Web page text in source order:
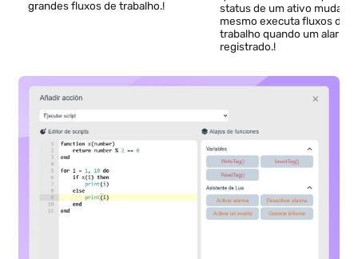
01.
FLUXOS DE
tarefas baseado em gatilhos e
ações que automatiza tudo,
desde pequenas tarefas até
grandes fluxos de trabalho.!
02.
Repertório
condições
projetadas!
Crie uma tarefa e
de condições iniciarão
designada. Inicia uma
status de um ativo
trabalho quando um
registrado.!